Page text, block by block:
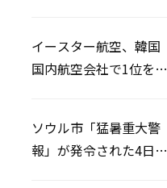
イースター航空、韓国
国内航空会社で1位を記
ソウル市「猛暑重大警
報」が発令された4日、